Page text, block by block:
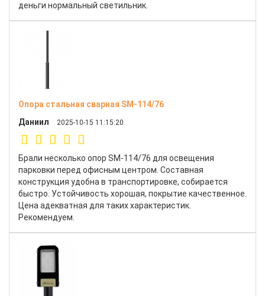
деньги нормальный светильник.
Опора стальная сварная SM-114/76
Даниил
2025-10-15 11:15:20
Брали несколько опор SM-114/76 для освещения
парковки перед офисным центром. Составная
конструкция удобна в транспортировке, собирается
быстро. Устойчивость хорошая, покрытие качественное.
Цена адекватная для таких характеристик.
Рекомендуем.